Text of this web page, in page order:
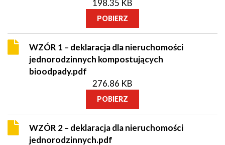
198.35 KB
POBIERZ
WZÓR 1 – deklaracja dla nieruchomości
jednorodzinnych kompostujących
bioodpady.pdf
276.86 KB
POBIERZ
WZÓR 2 – deklaracja dla nieruchomości
jednorodzinnych.pdf